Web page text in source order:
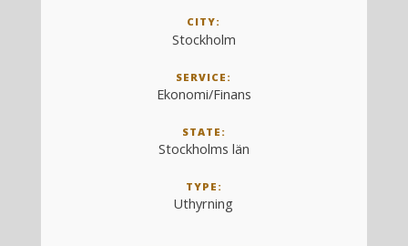
CITY:
Stockholm
SERVICE:
Ekonomi/Finans
STATE:
Stockholms län
TYPE:
Uthyrning